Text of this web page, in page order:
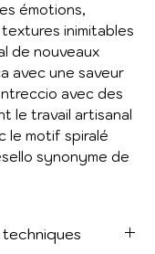
émotions,
inimitables
de nouveaux
avec une saveur
avec des
le travail artisanal
le motif spiralé
synonyme de